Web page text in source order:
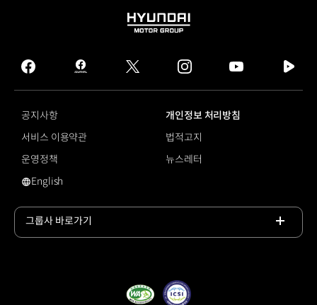
HYUNDAI
GROUP
facebook
hmg
journal
twitter instagram
tv
공지사항
개인정보 처리방침
서비스 이용약관
법적고지
운영정책
뉴스레터
영문 사이트로 이동
English
그룹사 바로가기